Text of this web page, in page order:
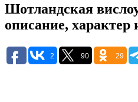
Шотландская
описание, характер
2 90 29